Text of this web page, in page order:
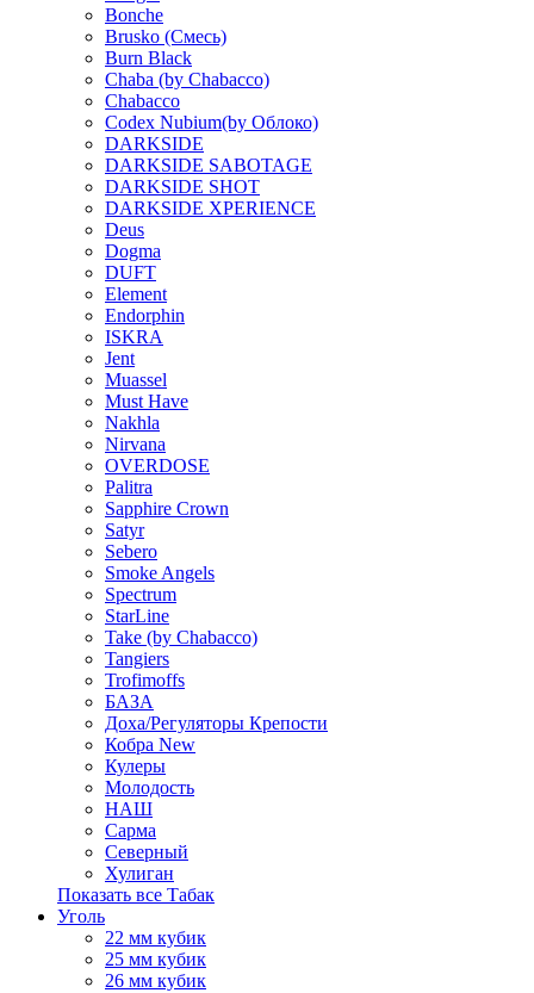
Bonche
Brusko (Смесь)
Burn Black
Chaba (by Chabacco)
Chabacco
Codex Nubium(by Облоко)
DARKSIDE
DARKSIDE SABOTAGE
DARKSIDE SHOT
DARKSIDE XPERIENCE
Deus
Dogma
DUFT
Element
Endorphin
ISKRA
Jent
Muassel
Must Have
Nakhla
Nirvana
OVERDOSE
Palitra
Sapphire Crown
Satyr
Sebero
Smoke Angels
Spectrum
StarLine
Take (by Chabacco)
Tangiers
Trofimoffs
БАЗА
Доха/Регуляторы Крепости
Кобра New
Кулеры
Молодость
НАШ
Сарма
Северный
Хулиган
Показать все Табак
Уголь
22 мм кубик
25 мм кубик
26 мм кубик